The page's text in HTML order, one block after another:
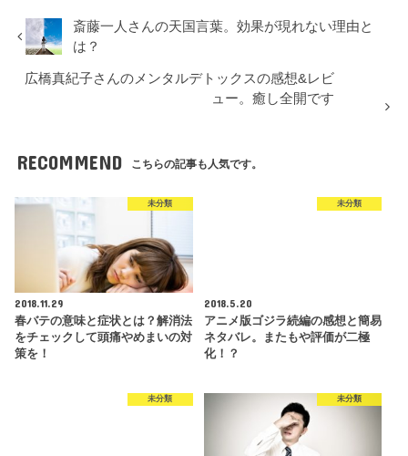
斎藤一人さんの天国言葉。効果が現れない理由と
は？
広橋真紀子さんのメンタルデトックスの感想&レビ
ュー。癒し全開です
RECOMMEND こちらの記事も人気です。
未分類
2018.11.29
春バテの意味と症状とは？解消法
をチェックして頭痛やめまいの対
策を！
未分類
2018.5.20
アニメ版ゴジラ続編の感想と簡易
ネタバレ。またもや評価が二極
化！？
未分類 未分類